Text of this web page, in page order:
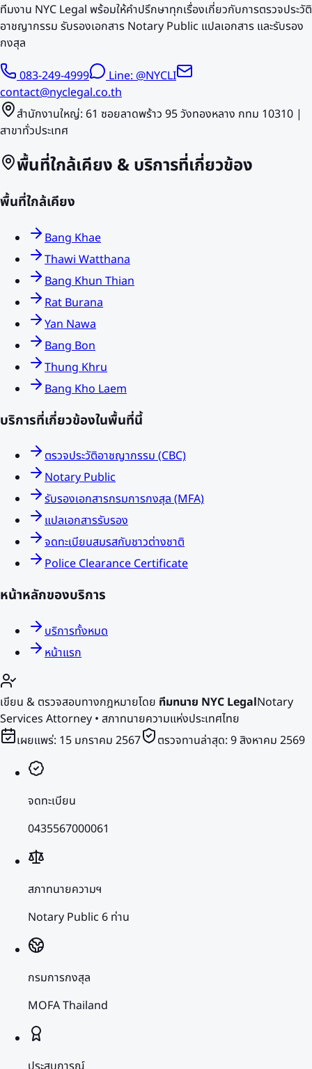
ทีมงาน NYC Legal พร้อมให้คำปรึกษาทุกเรื่องเกี่ยวกับการตรวจประวัติ
อาชญากรรม รับรองเอกสาร Notary Public แปลเอกสาร และรับรอง
กงสุล
083-249-4999
Line: @NYCLI
contact@nyclegal.co.th
สำนักงานใหญ่: 61 ซอยลาดพร้าว 95 วังทองหลาง กทม 10310 |
สาขาทั่วประเทศ
พื้นที่ใกล้เคียง & บริการที่เกี่ยวข้อง
พื้นที่ใกล้เคียง
Bang Khae
Thawi Watthana
Bang Khun Thian
Rat Burana
Yan Nawa
Bang Bon
Thung Khru
Bang Kho Laem
บริการที่เกี่ยวข้องในพื้นที่นี้
ตรวจประวัติอาชญากรรม (CBC)
Notary Public
รับรองเอกสารกรมการกงสุล (MFA)
แปลเอกสารรับรอง
จดทะเบียนสมรสกับชาวต่างชาติ
Police Clearance Certificate
หน้าหลักของบริการ
บริการทั้งหมด
หน้าแรก
เขียน & ตรวจสอบทางกฎหมายโดย ทีมทนาย NYC LegalNotary
Services Attorney • สภาทนายความแห่งประเทศไทย
เผยแพร่: 15 มกราคม 2567 ตรวจทานล่าสุด: 9 สิงหาคม 2569
จดทะเบียน
0435567000061
สภาทนายความฯ
Notary Public 6 ท่าน
กรมการกงสุล
MOFA Thailand